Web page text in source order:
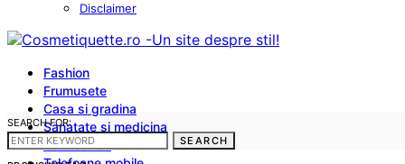
Disclaimer
Fashion
Frumusete
Casa si gradina
Sanatate si medicina
Cum sa fac
SEARCH FOR:
SEARCH